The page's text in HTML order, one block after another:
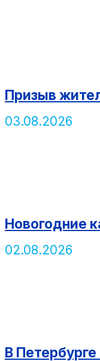
Призыв
03.08.2026
Новогодние
02.08.2026
В